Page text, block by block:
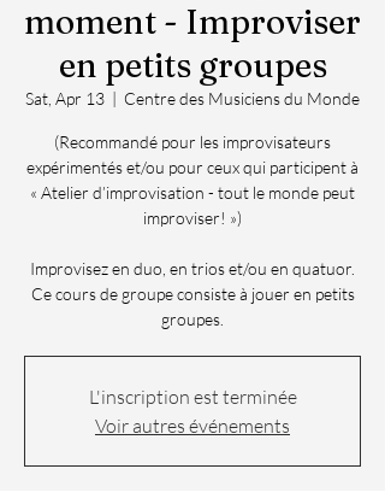
moment - Improviser
en petits groupes
Sat, Apr 13
  |
Centre des Musiciens du Monde
(Recommandé pour les improvisateurs
expérimentés et/ou pour ceux qui participent à
« Atelier d’improvisation - tout le monde peut
improviser! »)
Improvisez en duo, en trios et/ou en quatuor.
Ce cours de groupe consiste à jouer en petits
groupes.
L'inscription est terminée
Voir autres événements